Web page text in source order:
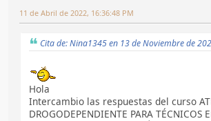
11 de Abril de 2022, 16:36:48 PM
Cita de: Nina1345 en 13 de Noviembre de
Hola
Intercambio las respuestas del curso
DROGODEPENDIENTE PARA TÉCNICOS